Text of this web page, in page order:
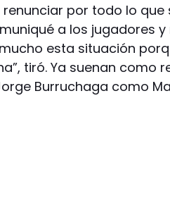
por todo lo que
a los jugadores y
esta situación
tiró. Ya suenan como
Burruchaga como